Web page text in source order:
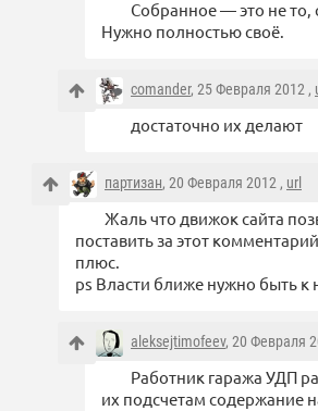
Собранное — это не то,
Нужно полностью своё.
comander, 25 Февраля 2012 ,
достаточно их делают
партизан, 20 Февраля 2012 , url
Жаль что движок сайта
поставить за этот
плюс.
ps Власти ближе нужно быть к
aleksejtimofeev, 20 Февраля
Работник гаража УДП
их подсчетам содержание